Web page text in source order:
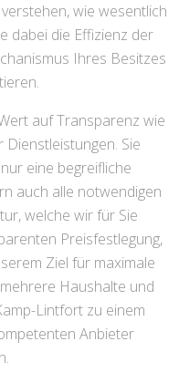
wie wesentlich
dabei die Effizienz der
Ihres Besitzes
auf Transparenz wie
Sie
eine begreifliche
auch alle notwendigen
welche wir für Sie
Preisfestlegung,
Ziel für maximale
Haushalte und
Lintfort zu einem
Anbieter